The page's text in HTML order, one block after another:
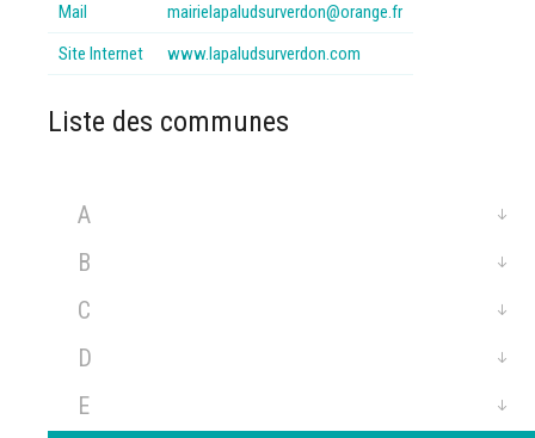
Mail
mairielapaludsurverdon@orange.fr
Site Internet
www.lapaludsurverdon.com
Liste des communes
A
B
C
D
E